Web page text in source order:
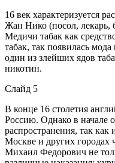
16 век характеризуется
Жан Нико (посол, лекарь,
Медичи табак как
табак, так появилась
один из злейших ядов
никотин.
Слайд 5
В конце 16 столетия
Россию. Однако в начале
распространения, так
Москве и других городах
Михаил Федорович не